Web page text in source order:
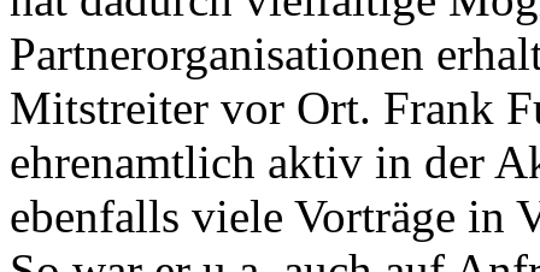
Partnerorganisationen
Mitstreiter vor Ort. Frank
ehrenamtlich aktiv in der
ebenfalls viele Vorträge in